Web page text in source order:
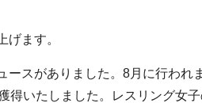
ます。
スがありました。8月に行われ
得いたしました。レスリング女